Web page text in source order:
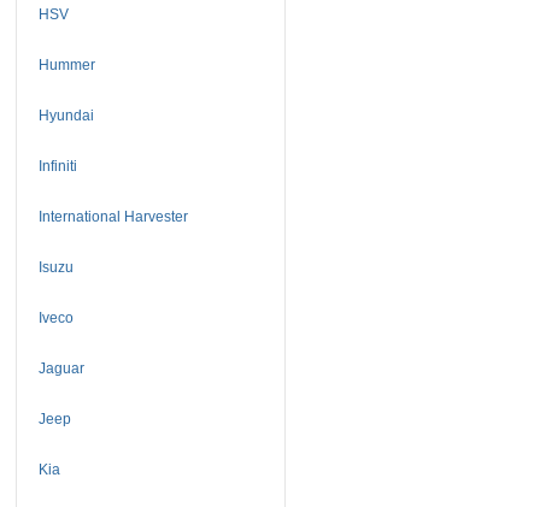
HSV
Hummer
Hyundai
Infiniti
International Harvester
Isuzu
Iveco
Jaguar
Jeep
Kia